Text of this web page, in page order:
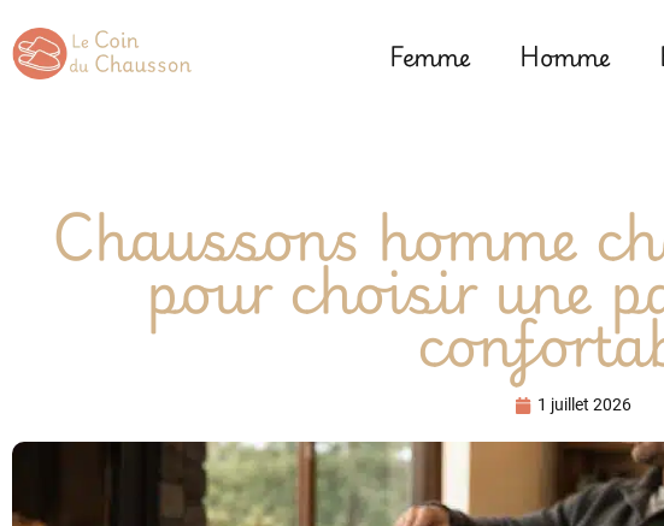
Femme Homme
Chaussons homme
pour choisir une
1 juillet 2026